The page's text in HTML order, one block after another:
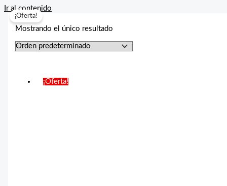
Ir al contenido
Mostrando el único resultado
¡Oferta!
¡Oferta!